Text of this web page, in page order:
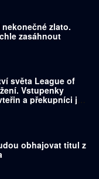
zlato.
zasáhnout
světa League of
Vstupenky
a překupníci je
obhajovat titul z